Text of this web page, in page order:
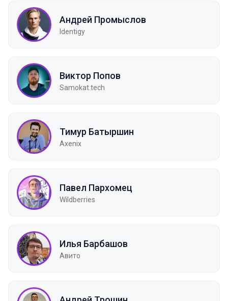
Андрей Промыслов
Identigy
Виктор Попов
Samokat.tech
Тимур Батыршин
Axenix
Павел Пархомец
Wildberries
Илья Барбашов
Авито